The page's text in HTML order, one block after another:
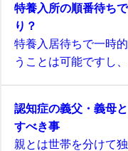
特養入所の順番待ち
り？
特養入居待ちで一時
うことは可能ですし
認知症の義父・義母
すべき事
親とは世帯を分けて